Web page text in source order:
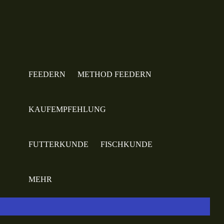
FEEDERN METHOD FEEDERN
KAUFEMPFEHLUNG
FUTTERKUNDE FISCHKUNDE
MEHR